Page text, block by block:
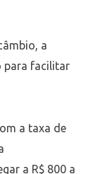
a
para facilitar
a taxa de
a R$ 800 a